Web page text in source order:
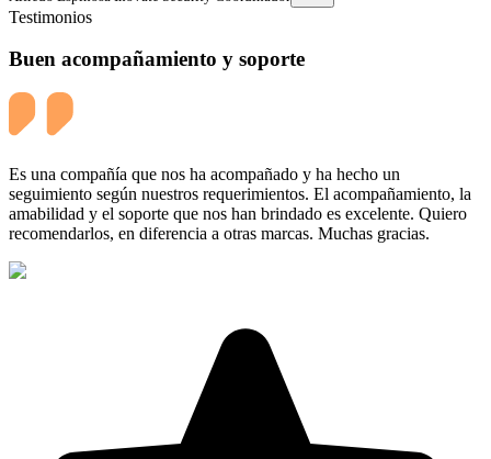
Testimonios
Buen acompañamiento y soporte
Es una compañía que nos ha acompañado y ha hecho un
seguimiento según nuestros requerimientos. El acompañamiento, la
amabilidad y el soporte que nos han brindado es excelente. Quiero
recomendarlos, en diferencia a otras marcas. Muchas gracias.